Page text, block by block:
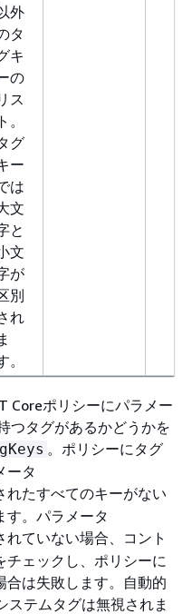
外
タ
キ
の
ス
ト。
グ
ー
は
文
と
文
が
別
れ
。
Coreポリシーにパラメー
つタグがあるかどうかを
。ポリシーにタグ
ータ
れたすべてのキーがない
す。パラメータ
れていない場合、コント
チェックし、ポリシーに
合は失敗します。自動的
ステムタグは無視されま